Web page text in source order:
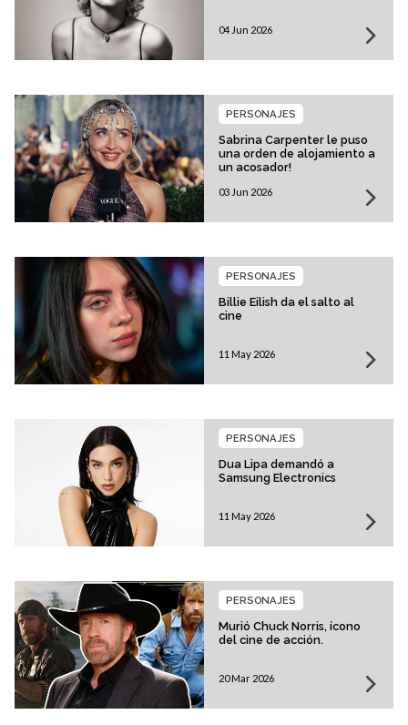
04 Jun 2026
Sabrina Carpenter le puso
una orden de alojamiento a
un acosador!
PERSONAJES
03 Jun 2026
Billie Eilish da el salto al
cine
PERSONAJES
11 May 2026
Dua Lipa demandó a
Samsung Electronics
PERSONAJES
11 May 2026
Murió Chuck Norris, ícono
del cine de acción.
PERSONAJES
20 Mar 2026